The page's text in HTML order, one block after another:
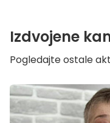
Izdvojene
Pogledajte ostale